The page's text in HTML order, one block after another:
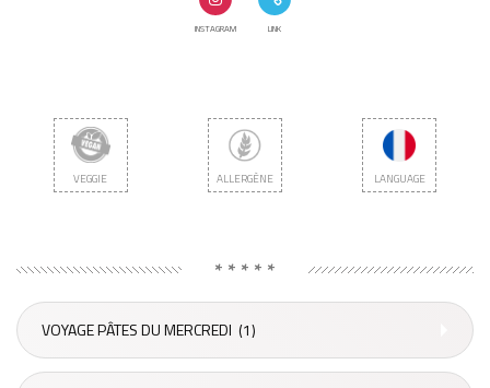
INSTAGRAM LINK
VEGGIE ALLERGÈNE LANGUAGE
* * * * *
VOYAGE PÂTES DU MERCREDI (1)